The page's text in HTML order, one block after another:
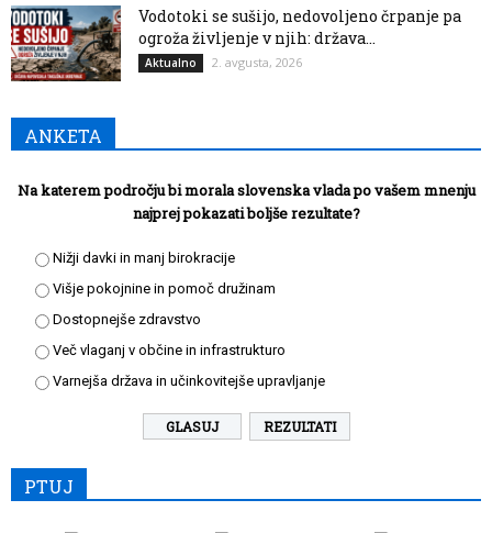
Vodotoki se sušijo, nedovoljeno črpanje pa
ogroža življenje v njih: država...
Aktualno 2. avgusta, 2026
ANKETA
Na katerem področju bi morala slovenska vlada po vašem mnenju
najprej pokazati boljše rezultate?
Nižji davki in manj birokracije
Višje pokojnine in pomoč družinam
Dostopnejše zdravstvo
Več vlaganj v občine in infrastrukturo
Varnejša država in učinkovitejše upravljanje
REZULTATI
PTUJ